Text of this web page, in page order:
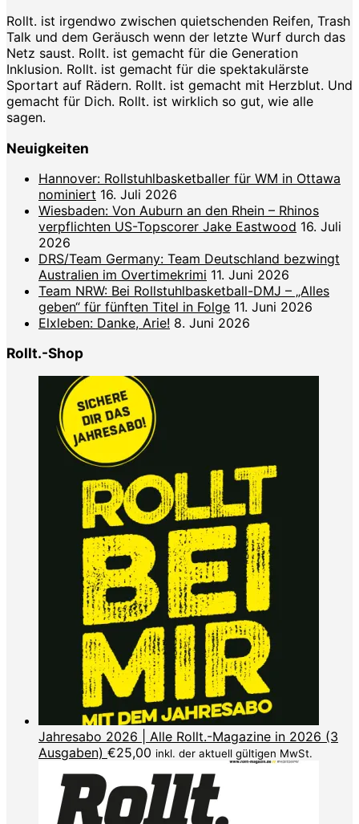
Rollt. ist irgendwo zwischen quietschenden Reifen, Trash
Talk und dem Geräusch wenn der letzte Wurf durch das
Netz saust. Rollt. ist gemacht für die Generation
Inklusion. Rollt. ist gemacht für die spektakulärste
Sportart auf Rädern. Rollt. ist gemacht mit Herzblut. Und
gemacht für Dich. Rollt. ist wirklich so gut, wie alle
sagen.
Neuigkeiten
Hannover: Rollstuhlbasketballer für WM in Ottawa
nominiert 16. Juli 2026
Wiesbaden: Von Auburn an den Rhein – Rhinos
verpflichten US-Topscorer Jake Eastwood 16. Juli
2026
DRS/Team Germany: Team Deutschland bezwingt
Australien im Overtimekrimi 11. Juni 2026
Team NRW: Bei Rollstuhlbasketball-DMJ – „Alles
geben“ für fünften Titel in Folge 11. Juni 2026
Elxleben: Danke, Arie! 8. Juni 2026
Rollt.-Shop
Jahresabo 2026 | Alle Rollt.-Magazine in 2026 (3
Ausgaben) €25,00 inkl. der aktuell gültigen MwSt.